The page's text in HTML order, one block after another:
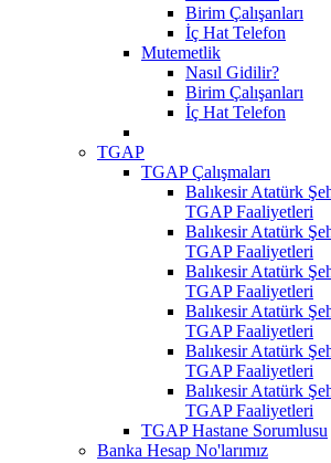
Birim Çalışanları
İç Hat Telefon
Mutemetlik
Nasıl Gidilir?
Birim Çalışanları
İç Hat Telefon
TGAP
TGAP Çalışmaları
Balıkesir Atatürk
TGAP Faaliyetleri
Balıkesir Atatürk
TGAP Faaliyetleri
Balıkesir Atatürk
TGAP Faaliyetleri
Balıkesir Atatürk
TGAP Faaliyetleri
Balıkesir Atatürk
TGAP Faaliyetleri
Balıkesir Atatürk
TGAP Faaliyetleri
TGAP Hastane Sorumlusu
Banka Hesap No'larımız